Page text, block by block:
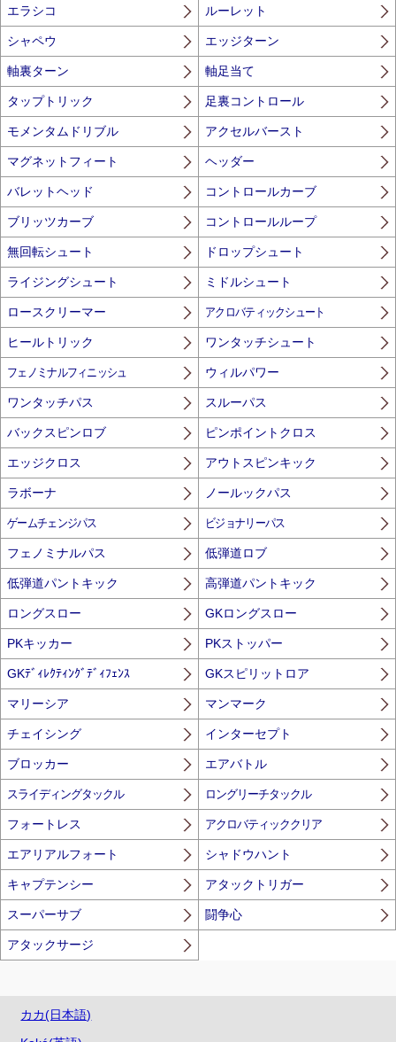
エラシコ ルーレット
シャペウ エッジターン
軸裏ターン 軸足当て
タップトリック 足裏コントロール
モメンタムドリブル アクセルバースト
マグネットフィート ヘッダー
バレットヘッド コントロールカーブ
ブリッツカーブ コントロールループ
無回転シュート ドロップシュート
ライジングシュート ミドルシュート
ロースクリーマー アクロバティックシュート
ヒールトリック ワンタッチシュート
フェノミナルフィニッシュ ウィルパワー
ワンタッチパス スルーパス
バックスピンロブ ピンポイントクロス
エッジクロス アウトスピンキック
ラボーナ ノールックパス
ゲームチェンジパス ビジョナリーパス
フェノミナルパス 低弾道ロブ
低弾道パントキック 高弾道パントキック
ロングスロー GKロングスロー
PKキッカー PKストッパー
GKﾃﾞｨﾚｸﾃｨﾝｸﾞﾃﾞｨﾌｪﾝｽ GKスピリットロア
マリーシア マンマーク
チェイシング インターセプト
ブロッカー エアバトル
スライディングタックル ロングリーチタックル
フォートレス アクロバティッククリア
エアリアルフォート シャドウハント
キャプテンシー アタックトリガー
スーパーサブ 闘争心
アタックサージ
カカ(日本語)